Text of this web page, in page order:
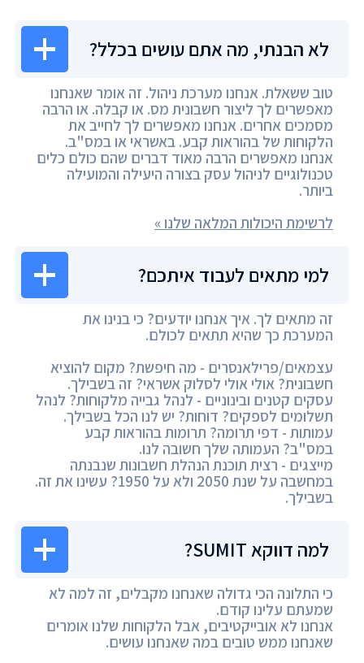
לא הבנתי, מה אתם עושים בכלל?
טוב ששאלת. אנחנו מערכת ניהול. זה אומר שאנחנו
מאפשרים לך ליצור חשבונית מס. או קבלה. או הרבה
מסמכים אחרים. אנחנו מאפשרים לך לחייב את
הלקוחות של בהוראות קבע. באשראי או במס"ב.
אנחנו מאפשרים הרבה מאוד דברים שהם כולם כלים
טכנולוגיים לניהול עסק בצורה היעילה והמועילה
ביותר.
לרשימת היכולות המלאה שלנו »
למי מתאים לעבוד איתכם?
זה מתאים לך. איך אנחנו יודעים? כי בנינו את
המערכת כך שהיא תתאים לכולם.
עצמאים/פרילאנסרים - מה חיפשת? מקום להוציא
חשבונית? אולי אולי לסלוק אשראי? זה בשבילך.
עסקים קטנים ובינוניים - לנהל גבייה מלקוחות? לנהל
תשלומים לספקים? דוחות? יש לנו הכל בשבילך.
עמותות - דפי תרומה? תרומות בהוראות קבע
במס"ב? העמותה שלך חשובה לנו.
מייצגים - רצית תוכנת הנהלת חשבונות שנבנתה
במחשבה על שנת 2050 ולא על 1950? עשינו את זה.
בשבילך.
למה דווקא SUMIT?
כי התלונה הכי גדולה שאנחנו מקבלים, זה למה לא
שמעתם עלינו קודם.
אנחנו לא אובייקטיבים, אבל הלקוחות שלנו אומרים
שאנחנו ממש טובים במה שאנחנו עושים.